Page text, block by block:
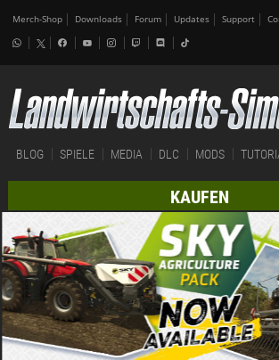
Merch-Shop Downloads Forum Updates Support
BLOG SPIELE MEDIA DLC MODS
KAUFEN